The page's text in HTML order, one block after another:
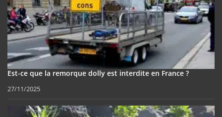
Est-ce que la remorque dolly est interdite en France ?
27/11/2025